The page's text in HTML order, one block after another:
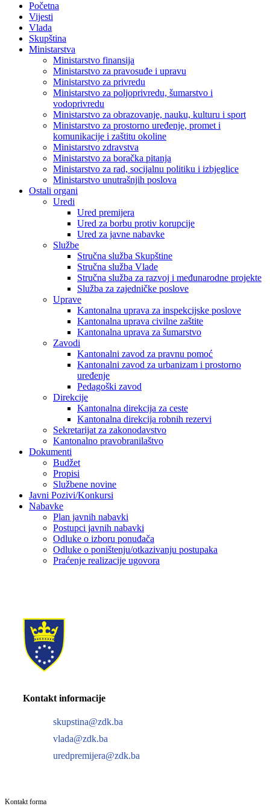
Početna
Vijesti
Vlada
Skupština
Ministarstva
Ministarstvo finansija
Ministarstvo za pravosuđe i upravu
Ministarstvo za privredu
Ministarstvo za poljoprivredu, šumarstvo i
vodoprivredu
Ministarstvo za obrazovanje, nauku, kulturu i sport
Ministarstvo za prostorno uređenje, promet i
komunikacije i zaštitu okoline
Ministarstvo zdravstva
Ministarstvo za boračka pitanja
Ministarstvo za rad, socijalnu politiku i izbjeglice
Ministarstvo unutrašnjih poslova
Ostali organi
Uredi
Ured premijera
Ured za borbu protiv korupcije
Ured za javne nabavke
Službe
Stručna služba Skupštine
Stručna služba Vlade
Stručna služba za razvoj i međunarodne projekte
Služba za zajedničke poslove
Uprave
Kantonalna uprava za inspekcijske poslove
Kantonalna uprava civilne zaštite
Kantonalna uprava za šumarstvo
Zavodi
Kantonalni zavod za pravnu pomoć
Kantonalni zavod za urbanizam i prostorno
uređenje
Pedagoški zavod
Direkcije
Kantonalna direkcija za ceste
Kantonalna direkcija robnih rezervi
Sekretarijat za zakonodavstvo
Kantonalno pravobranilaštvo
Dokumenti
Budžet
Propisi
Službene novine
Javni Pozivi/Konkursi
Nabavke
Plan javnih nabavki
Postupci javnih nabavki
Odluke o izboru ponuđača
Odluke o poništenju/otkazivanju postupaka
Praćenje realizacije ugovora
Kontakt informacije
skupstina@zdk.ba
vlada@zdk.ba
uredpremijera@zdk.ba
Kontakt forma